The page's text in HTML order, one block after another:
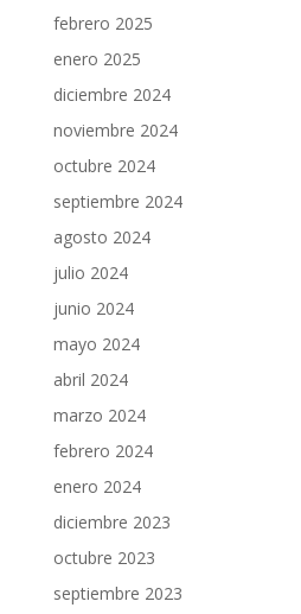
febrero 2025
enero 2025
diciembre 2024
noviembre 2024
octubre 2024
septiembre 2024
agosto 2024
julio 2024
junio 2024
mayo 2024
abril 2024
marzo 2024
febrero 2024
enero 2024
diciembre 2023
octubre 2023
septiembre 2023